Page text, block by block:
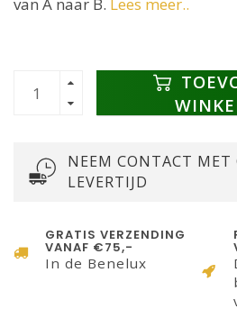
van A naar B. Lees meer..
NEEM CONTACT MET
LEVERTIJD
GRATIS VERZENDING
VANAF €75,-
In de Benelux